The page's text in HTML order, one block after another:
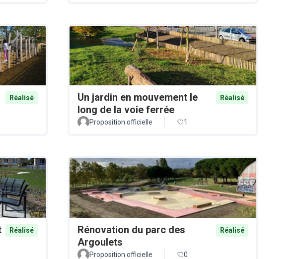
Réalisé
Un jardin en mouvement le
long de la voie ferrée
Réalisé
Proposition officielle 1
Réalisé
Rénovation du parc des
Argoulets
Réalisé
Proposition officielle 0